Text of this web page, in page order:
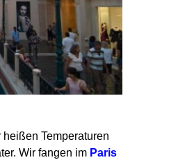
heißen Temperaturen
Wir fangen im Paris